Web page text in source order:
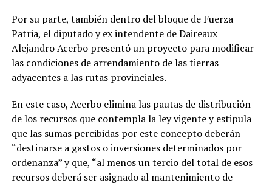
Por su parte, también dentro del bloque de Fuerza
Patria, el diputado y ex intendente de Daireaux
Alejandro Acerbo presentó un proyecto para modificar
las condiciones de arrendamiento de las tierras
adyacentes a las rutas provinciales.
En este caso, Acerbo elimina las pautas de distribución
de los recursos que contempla la ley vigente y estipula
que las sumas percibidas por este concepto deberán
“destinarse a gastos o inversiones determinados por
ordenanza” y que, “al menos un tercio del total de esos
recursos deberá ser asignado al mantenimiento de